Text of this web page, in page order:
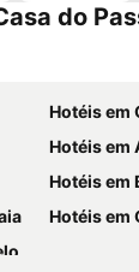
do
Hotéis em
Hotéis em
Hotéis em
Hotéis em